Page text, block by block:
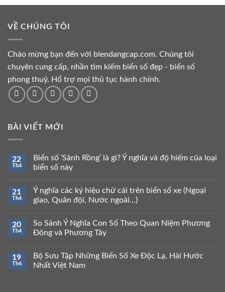
VỀ CHÚNG TÔI
Chào mừng bạn đến với biendangcap.com. Chúng tôi
chuyên cung cấp, nhần tìm kiếm biển số đẹp - biển số
phong thuỷ. Hổ trợ mọi thủ tục hành chính.
BÀI VIẾT MỚI
22
Th4
Biển số ‘Sảnh Rồng’ là gì? Ý nghĩa và độ hiếm của loại
biển số này
21
Th4
Ý nghĩa các ký hiệu chữ cái trên biển số xe (Ngoại
giao, Quân đội, Nước ngoài…)
20
Th4
So Sánh Ý Nghĩa Con Số Theo Quan Niệm Phương
Đông và Phương Tây
19
Th4
Bộ Sưu Tập Những Biển Số Xe Độc Lạ, Hài Hước
Nhất Việt Nam